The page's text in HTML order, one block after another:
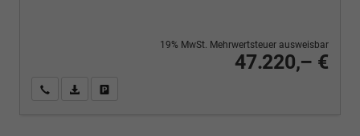
47.220,– €
19% MwSt. Mehrwertsteuer ausweisbar
Wir rufen Sie anPDF-Fahrzeugexposé drucken